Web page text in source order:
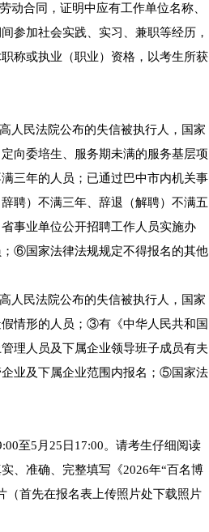
动合同，证明中应有工作单位名称、
参加社会实践、实习、兼职等经历，
称或执业（职业）资格，以考生所获
人民法院公布的失信被执行人，国家
向委培生、服务期未满的服务基层项
三年的人员；已通过巴中市内机关事
聘）不满三年、辞退（解聘）不满五
事业单位公开招聘工作人员实施办
⑥国家法律法规规定不得报名的其他
人民法院公布的失信被执行人，国家
情形的人员；③有《中华人民共和国
理人员及下属企业领导班子成员有夫
业及下属企业范围内报名；⑤国家法
至5月25日17:00。请考生仔细阅读
、准确、完整填写《2026年“百名博
（首先在报名表上传照片处下载照片